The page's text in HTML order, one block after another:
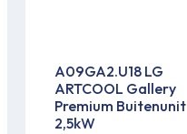
A09GA2.U18 LG
ARTCOOL Gallery
Premium Buitenunit
2,5kW